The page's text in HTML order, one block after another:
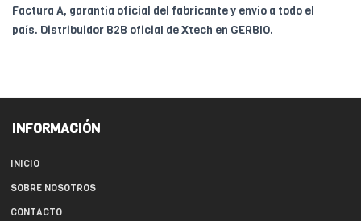
Factura A, garantía oficial del fabricante y envío a todo el
país. Distribuidor B2B oficial de Xtech en GERBIO.
INFORMACIÓN
INICIO
SOBRE NOSOTROS
CONTACTO